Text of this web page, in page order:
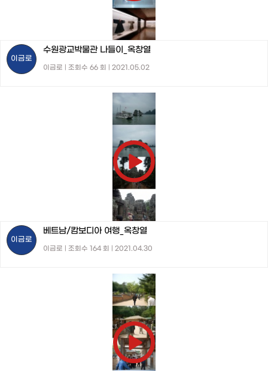
이금로
수원광교박물관 나들이_옥창열
이금로 | 조회수 66 회 | 2021.05.02
이금로
베트남/캄보디아 여행_옥창열
이금로 | 조회수 164 회 | 2021.04.30